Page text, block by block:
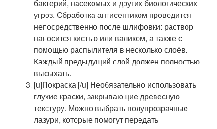
бактерий, насекомых и других биологических
угроз. Обработка антисептиком проводится
непосредственно после шлифовки: раствор
наносится кистью или валиком, а также с
помощью распылителя в несколько слоёв.
Каждый предыдущий слой должен полностью
высыхать.
[u]Покраска.[/u] Необязательно использовать
глухие краски, закрывающие древесную
текстуру. Можно выбрать полупрозрачные
лазури, которые помогут передать